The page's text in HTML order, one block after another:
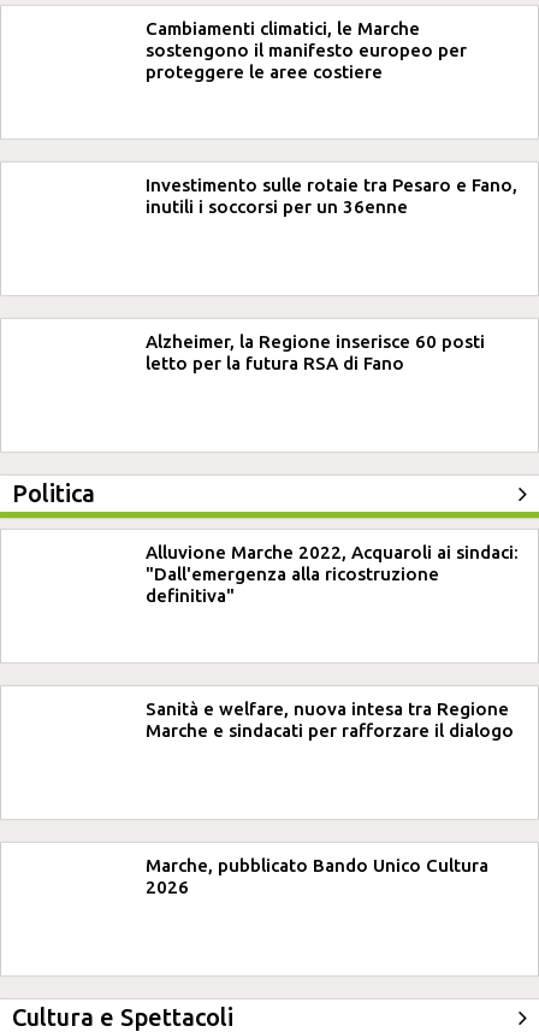
Cambiamenti climatici, le Marche
sostengono il manifesto europeo per
proteggere le aree costiere
Investimento sulle rotaie tra Pesaro e Fano,
inutili i soccorsi per un 36enne
Alzheimer, la Regione inserisce 60 posti
letto per la futura RSA di Fano
Politica
Alluvione Marche 2022, Acquaroli ai sindaci:
"Dall'emergenza alla ricostruzione
definitiva"
Sanità e welfare, nuova intesa tra Regione
Marche e sindacati per rafforzare il dialogo
Marche, pubblicato Bando Unico Cultura
2026
Cultura e Spettacoli